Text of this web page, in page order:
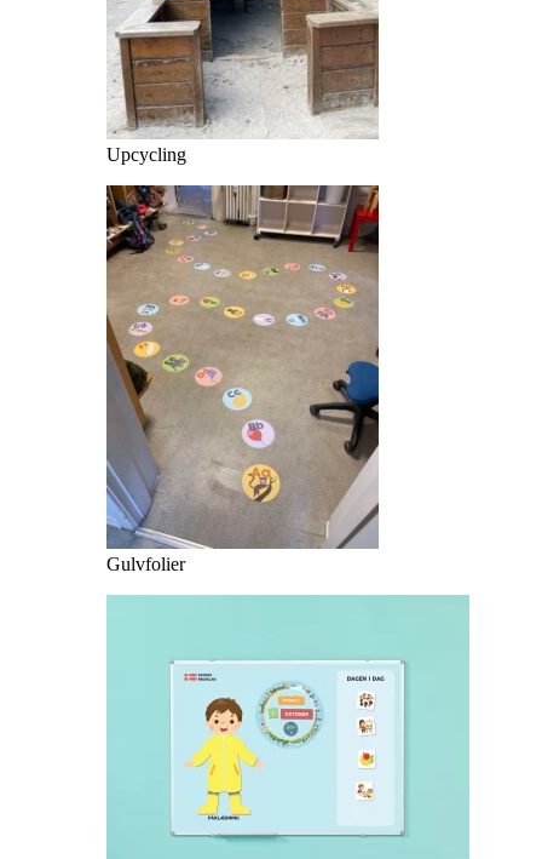
Upcycling
Gulvfolier